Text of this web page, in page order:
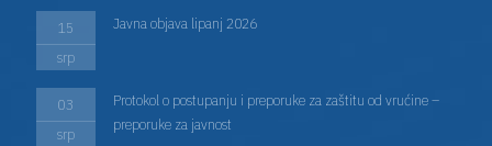
15
srp
Javna objava lipanj 2026
03
srp
Protokol o postupanju i preporuke za zaštitu od vrućine –
preporuke za javnost